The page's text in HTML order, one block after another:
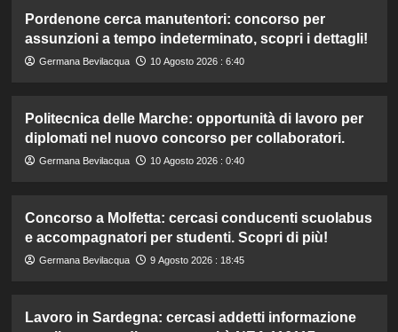
Pordenone cerca manutentori: concorso per
assunzioni a tempo indeterminato, scopri i dettagli!
Germana Bevilacqua 10 Agosto 2026 : 6:40
Politecnica delle Marche: opportunità di lavoro per
diplomati nel nuovo concorso per collaboratori.
Germana Bevilacqua 10 Agosto 2026 : 0:40
Concorso a Molfetta: cercasi conducenti scuolabus
e accompagnatori per studenti. Scopri di più!
Germana Bevilacqua 9 Agosto 2026 : 18:45
Lavoro in Sardegna: cercasi addetti informazione